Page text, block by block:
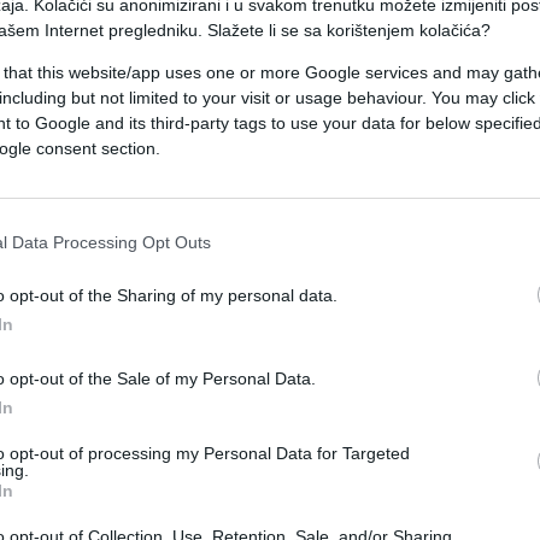
Kolačići su anonimizirani i u svakom trenutku možete izmijeniti
Internet pregledniku. Slažete li se sa korištenjem kolačića?
that this website/app uses one or more Google services and may
but not limited to your visit or usage behaviour. You may
to Google and its third-party tags to use your data for below
consent section.
Data Processing Opt Outs
opt-out of the Sharing of my personal data.
opt-out of the Sale of my Personal Data.
opt-out of processing my Personal Data for Targeted
sa iračkim bezbjednosnim snagama u
da je tzv. Islamska država i dalje u stanju da
#poginuli #bombaški napad